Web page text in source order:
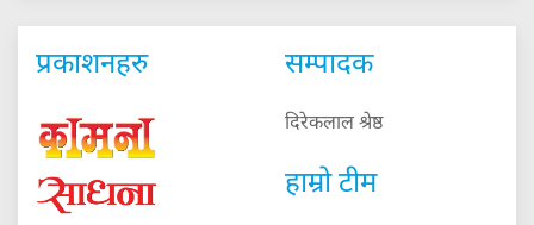
प्रकाशनहरु सम्पादक
दिरेकलाल श्रेष्ठ
हाम्रो टीम